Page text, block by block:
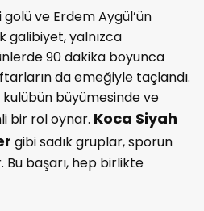
golü ve Erdem Aygül’ün
galibiyet, yalnızca
90 dakika boyunca
da emeğiyle taçlandı.
büyümesinde ve
bir rol oynar. Koca Siyah
gibi sadık gruplar, sporun
Bu başarı, hep birlikte